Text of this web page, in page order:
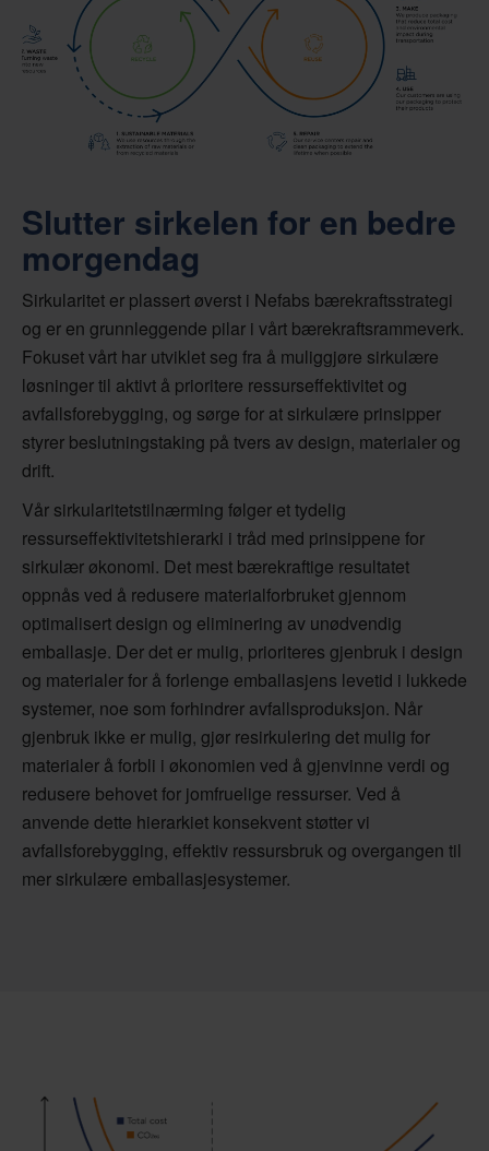
Slutter sirkelen for en bedre
morgendag
Sirkularitet er plassert øverst i Nefabs bærekraftsstrategi
og er en grunnleggende pilar i vårt bærekraftsrammeverk.
Fokuset vårt har utviklet seg fra å muliggjøre sirkulære
løsninger til aktivt å prioritere ressurseffektivitet og
avfallsforebygging, og sørge for at sirkulære prinsipper
styrer beslutningstaking på tvers av design, materialer og
drift.
Vår sirkularitetstilnærming følger et tydelig
ressurseffektivitetshierarki i tråd med prinsippene for
sirkulær økonomi. Det mest bærekraftige resultatet
oppnås ved å redusere materialforbruket gjennom
optimalisert design og eliminering av unødvendig
emballasje. Der det er mulig, prioriteres gjenbruk i design
og materialer for å forlenge emballasjens levetid i lukkede
systemer, noe som forhindrer avfallsproduksjon. Når
gjenbruk ikke er mulig, gjør resirkulering det mulig for
materialer å forbli i økonomien ved å gjenvinne verdi og
redusere behovet for jomfruelige ressurser. Ved å
anvende dette hierarkiet konsekvent støtter vi
avfallsforebygging, effektiv ressursbruk og overgangen til
mer sirkulære emballasjesystemer.